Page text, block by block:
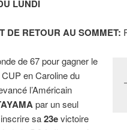
LUNDI
DE RETOUR AU SOMMET:
de 67 pour gagner le
en Caroline du
l’Américain
par un seul
sa23evictoire